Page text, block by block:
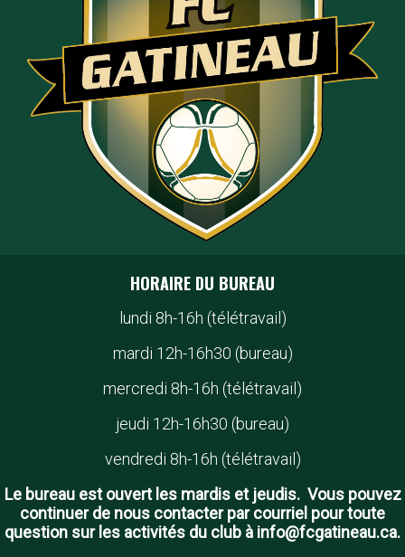
HORAIRE DU BUREAU
lundi 8h-16h (télétravail)
mardi 12h-16h30 (bureau)
mercredi 8h-16h (télétravail)
jeudi 12h-16h30 (bureau)
vendredi 8h-16h (télétravail)
Le bureau est ouvert les mardis et jeudis. Vous pouvez
continuer de nous contacter par courriel pour toute
question sur les activités du club à info@fcgatineau.ca.